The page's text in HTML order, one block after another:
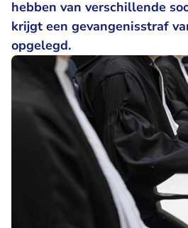
hebben van verschillende
krijgt een gevangenisstraf
opgelegd.